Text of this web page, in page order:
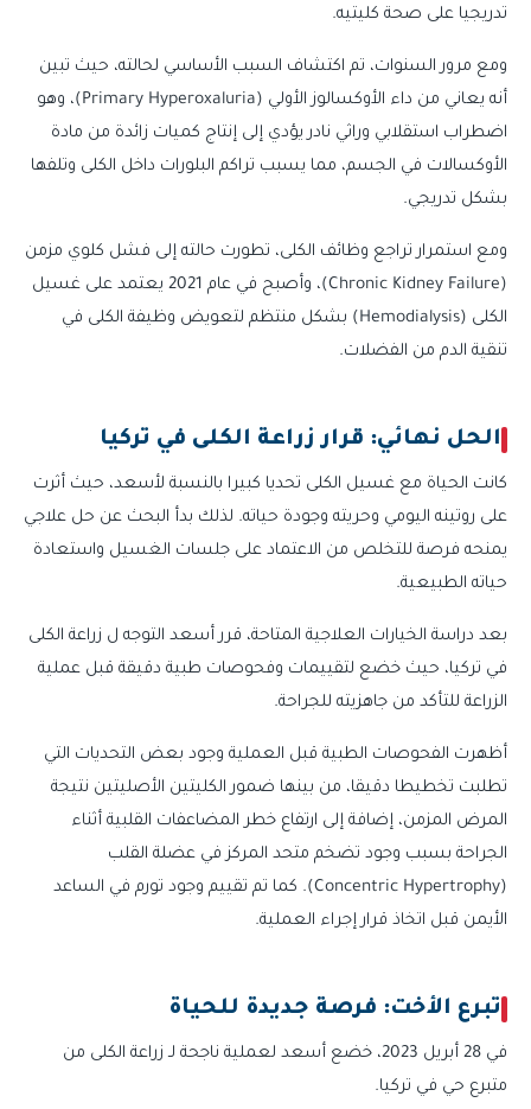
تدريجيا على صحة كليتيه.
ومع مرور السنوات، تم اكتشاف السبب الأساسي لحالته، حيث تبين
أنه يعاني من داء الأوكسالوز الأولي (Primary Hyperoxaluria)، وهو
اضطراب استقلابي وراثي نادر يؤدي إلى إنتاج كميات زائدة من مادة
الأوكسالات في الجسم، مما يسبب تراكم البلورات داخل الكلى وتلفها
بشكل تدريجي.
ومع استمرار تراجع وظائف الكلى، تطورت حالته إلى فشل كلوي مزمن
(Chronic Kidney Failure)، وأصبح في عام 2021 يعتمد على غسيل
الكلى (Hemodialysis) بشكل منتظم لتعويض وظيفة الكلى في
تنقية الدم من الفضلات.
الحل نهائي: قرار زراعة الكلى في تركيا
كانت الحياة مع غسيل الكلى تحديا كبيرا بالنسبة لأسعد، حيث أثرت
على روتينه اليومي وحريته وجودة حياته. لذلك بدأ البحث عن حل علاجي
يمنحه فرصة للتخلص من الاعتماد على جلسات الغسيل واستعادة
حياته الطبيعية.
بعد دراسة الخيارات العلاجية المتاحة، قرر أسعد التوجه ل زراعة الكلى
في تركيا، حيث خضع لتقييمات وفحوصات طبية دقيقة قبل عملية
الزراعة للتأكد من جاهزيته للجراحة.
أظهرت الفحوصات الطبية قبل العملية وجود بعض التحديات التي
تطلبت تخطيطا دقيقا، من بينها ضمور الكليتين الأصليتين نتيجة
المرض المزمن، إضافة إلى ارتفاع خطر المضاعفات القلبية أثناء
الجراحة بسبب وجود تضخم متحد المركز في عضلة القلب
(Concentric Hypertrophy). كما تم تقييم وجود تورم في الساعد
الأيمن قبل اتخاذ قرار إجراء العملية.
تبرع الأخت: فرصة جديدة للحياة
في 28 أبريل 2023، خضع أسعد لعملية ناجحة لـ زراعة الكلى من
متبرع حي في تركيا.